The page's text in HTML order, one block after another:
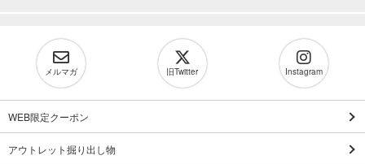
メルマガ 旧Twitter Instagram
WEB限定クーポン
アウトレット掘り出し物